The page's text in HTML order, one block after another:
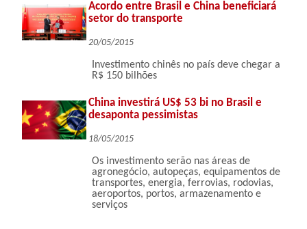
Acordo entre Brasil e China beneficiará
setor do transporte
20/05/2015
Investimento chinês no país deve chegar a
R$ 150 bilhões
China investirá US$ 53 bi no Brasil e
desaponta pessimistas
18/05/2015
Os investimento serão nas áreas de
agronegócio, autopeças, equipamentos de
transportes, energia, ferrovias, rodovias,
aeroportos, portos, armazenamento e
serviços